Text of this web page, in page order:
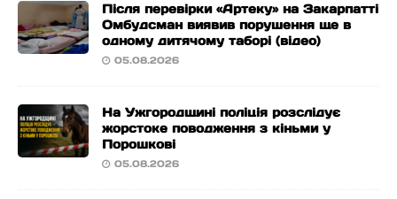
Після перевірки «Артеку» на Закарпатті
Омбудсман виявив порушення ще в
одному дитячому таборі (відео)
05.08.2026
На Ужгородщині поліція розслідує
жорстоке поводження з кіньми у
Порошкові
05.08.2026